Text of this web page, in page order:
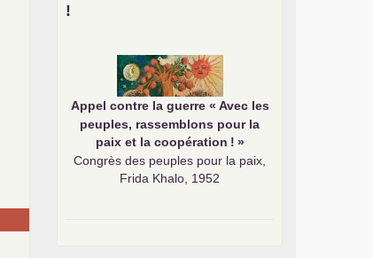
notre temps
demandezle numéro 10 de la
revue Unir les Communistes
cinq chantiers pour contribuer
au débat sur le projet communiste
!
Appel contre la guerre « Avec les
peuples, rassemblons pour la
paix et la coopération ! »
Congrès des peuples pour la paix,
Frida Khalo, 1952